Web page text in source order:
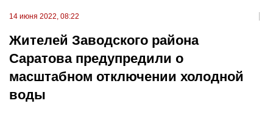
14 июня 2022, 08:22
Жителей Заводского района
Саратова предупредили о
масштабном отключении холодной
воды